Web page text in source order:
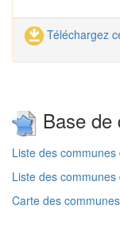
Téléchargez
Base de
Liste des
Liste des
Carte des